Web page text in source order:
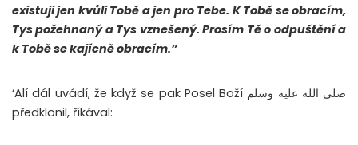
existuji jen kvůli Tobě a jen pro Tebe. K Tobě se obracím,
Tys požehnaný a Tys vznešený. Prosím Tě o odpuštění a
k Tobě se kajícně obracím.”
‘Alí dál uvádí, že když se pak Posel Boží صلى الله عليه وسلم
předklonil, říkával: